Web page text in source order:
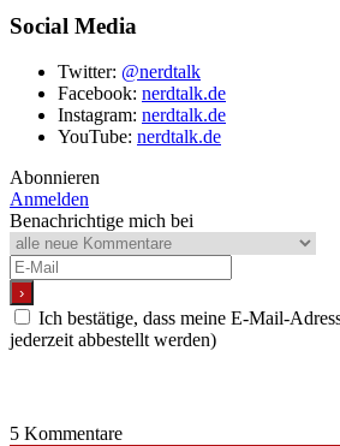
Social Media
Twitter: @nerdtalk
Facebook: nerdtalk.de
Instagram: nerdtalk.de
YouTube: nerdtalk.de
Abonnieren
Anmelden
Benachrichtige mich bei
Ich bestätige, dass meine E-Mail-
jederzeit abbestellt werden)
5 Kommentare